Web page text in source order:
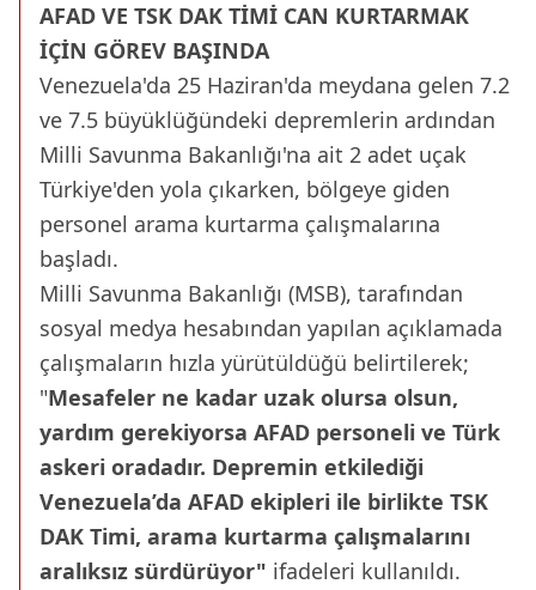
AFAD VE TSK DAK TİMİ CAN KURTARMAK
İÇİN GÖREV BAŞINDA
Venezuela'da 25 Haziran'da meydana gelen 7.2
ve 7.5 büyüklüğündeki depremlerin ardından
Milli Savunma Bakanlığı'na ait 2 adet uçak
Türkiye'den yola çıkarken, bölgeye giden
personel arama kurtarma çalışmalarına
başladı.
Milli Savunma Bakanlığı (MSB), tarafından
sosyal medya hesabından yapılan açıklamada
çalışmaların hızla yürütüldüğü belirtilerek;
"Mesafeler ne kadar uzak olursa olsun,
yardım gerekiyorsa AFAD personeli ve Türk
askeri oradadır. Depremin etkilediği
Venezuela’da AFAD ekipleri ile birlikte TSK
DAK Timi, arama kurtarma çalışmalarını
aralıksız sürdürüyor" ifadeleri kullanıldı.